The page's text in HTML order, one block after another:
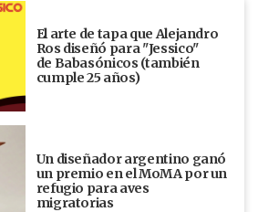
El arte de tapa que Alejandro
Ros diseñó para "Jessico"
de Babasónicos (también
cumple 25 años)
Un diseñador argentino ganó
un premio en el MoMA por un
refugio para aves
migratorias